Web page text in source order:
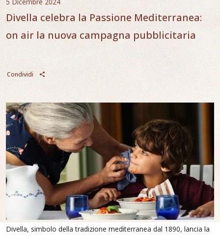
Divella celebra la Passione Mediterranea:
on air la nuova campagna pubblicitaria
Condividi
Divella, simbolo della tradizione mediterranea dal 1890, lancia la